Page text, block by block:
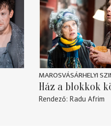
MAROSVÁSÁRHELYI
Ház a blokkok
Rendező Radu Afrim